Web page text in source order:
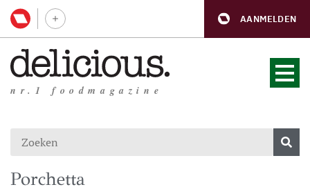
AANMELDEN
nr.1 foodmagazine
Porchetta